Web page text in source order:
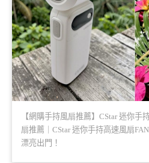
【網購手持風扇推薦】CStar 迷你手
扇推薦｜CStar 迷你手持高速風扇
漂亮出門！